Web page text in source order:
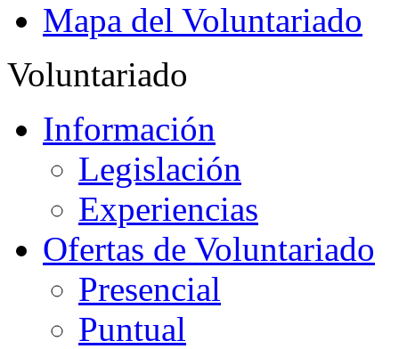
Mapa del Voluntariado
Voluntariado
Información
Legislación
Experiencias
Ofertas de Voluntariado
Presencial
Puntual